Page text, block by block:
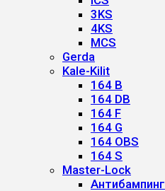
3KS
4KS
MCS
Gerda
Kale-Kilit
164 B
164 DB
164 F
164 G
164 OBS
164 S
Master-Lock
Антибампинг